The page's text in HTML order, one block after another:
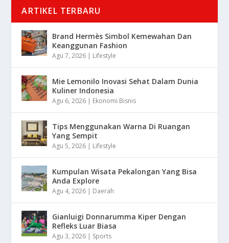
ARTIKEL TERBARU
Brand Hermès Simbol Kemewahan Dan
Keanggunan Fashion
Agu 7, 2026 | Lifestyle
Mie Lemonilo Inovasi Sehat Dalam Dunia
Kuliner Indonesia
Agu 6, 2026 | Ekonomi Bisnis
Tips Menggunakan Warna Di Ruangan
Yang Sempit
Agu 5, 2026 | Lifestyle
Kumpulan Wisata Pekalongan Yang Bisa
Anda Explore
Agu 4, 2026 | Daerah
Gianluigi Donnarumma Kiper Dengan
Refleks Luar Biasa
Agu 3, 2026 | Sports